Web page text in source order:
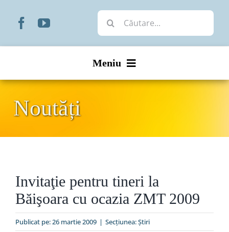
Cautare...
Meniu
Organizare
Liturgic
Noutăți
Invitaţie pentru tineri la
Băişoara cu ocazia ZMT 2009
Publicat pe: 26 martie 2009 | Secțiunea:Ştiri